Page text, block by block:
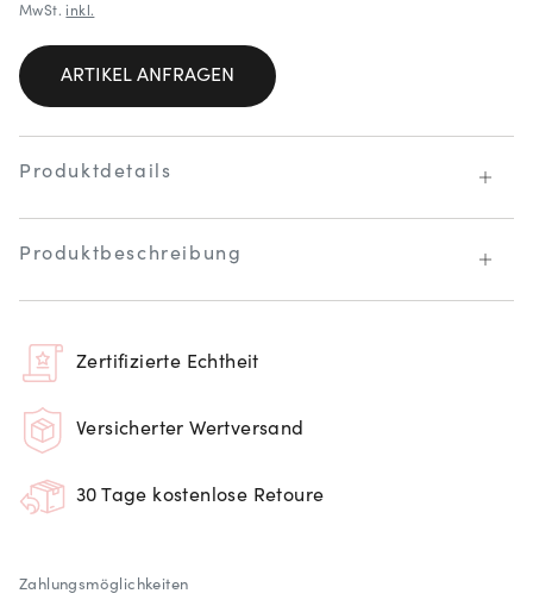
MwSt. inkl.
ARTIKEL ANFRAGEN
Produktdetails
Produktbeschreibung
Zertifizierte Echtheit
Versicherter Wertversand
30 Tage kostenlose Retoure
Zahlungsmöglichkeiten